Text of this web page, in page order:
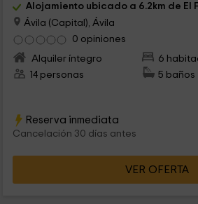
Alojamiento ubicado a 6.2km de El
Ávila (Capital), Ávila
0 opiniones
Alquiler íntegro
6
14 personas
5 baños
Reserva inmediata
Cancelación 30 días antes
VER OFERTA